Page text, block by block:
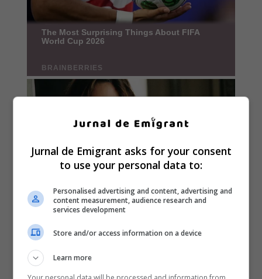
Jurnal de Emigrant asks for your consent
to use your personal data to:
Personalised advertising and content, advertising and
content measurement, audience research and
services development
Store and/or access information on a device
Learn more